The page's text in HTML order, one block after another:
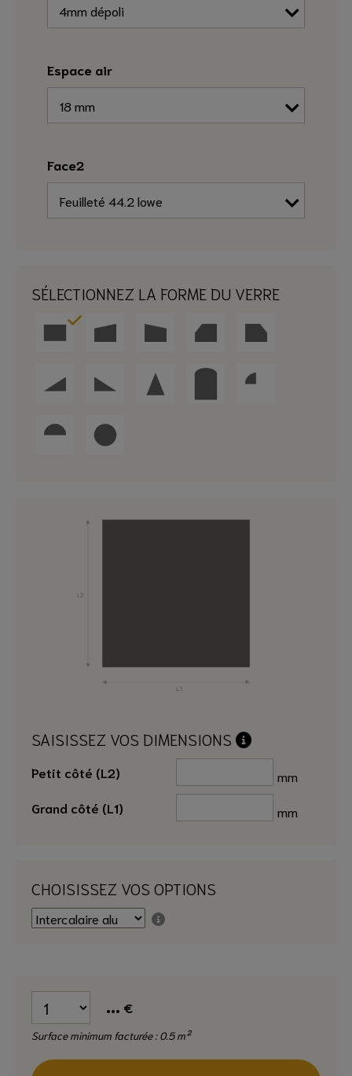
Espace air
Face2
SÉLECTIONNEZ LA FORME DU VERRE
SAISISSEZ VOS DIMENSIONS
Petit côté (L2)
mm
Grand côté (L1)
mm
CHOISISSEZ VOS OPTIONS
... €
Surface minimum facturée : 0.5 m²